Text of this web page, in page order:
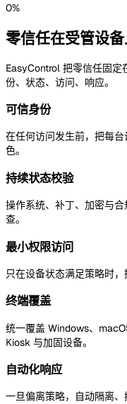
0%
零信任在受管设
EasyControl 把零信任固定
份、状态、访问、响应。
可信身份
在任何访问发生前，把每
色。
持续状态校验
操作系统、补丁、加密与
查。
最小权限访问
只在设备状态满足策略时
终端覆盖
统一覆盖 Windows、
Kiosk 与加固设备。
自动化响应
一旦偏离策略，自动隔离、